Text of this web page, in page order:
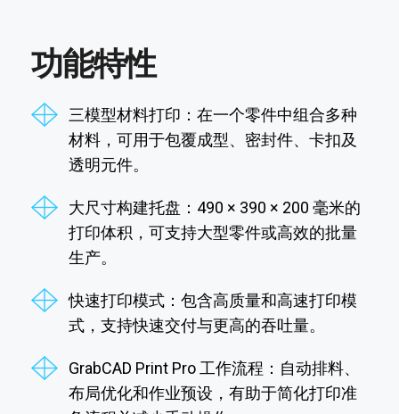
功能特性
三模型材料打印：在一个零件中组合多种
材料，可用于包覆成型、密封件、卡扣及
透明元件。
大尺寸构建托盘：490 × 390 × 200 毫米的
打印体积，可支持大型零件或高效的批量
生产。
快速打印模式：包含高质量和高速打印模
式，支持快速交付与更高的吞吐量。
GrabCAD Print Pro 工作流程：自动排料、
布局优化和作业预设，有助于简化打印准